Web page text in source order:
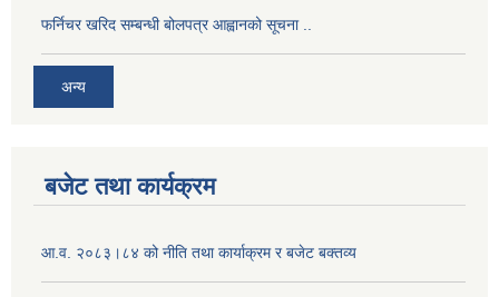
फर्निचर खरिद सम्बन्धी बोलपत्र आह्वानको सूचना ..
अन्य
बजेट तथा कार्यक्रम
आ.व. २०८३।८४ को नीति तथा कार्याक्रम र बजेट बक्तव्य